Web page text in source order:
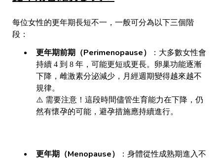
每位女性的更年期長短不一，一般可分為以下三個階
段：
更年期前期（Perimenopause） ： 大多數女性會
持續 4 到 8 年，可能更短或更長。卵巢功能逐漸
下降，雌激素分泌減少，月經週期變得越來越不
規律。
⚠️ 需要注意！這段時間儘管生育能力在下降，仍
然有懷孕的可能，避孕措施應持續進行。
更年期（Menopause） ： 身體從性成熟期進入不